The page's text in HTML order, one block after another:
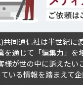
共同通信社は半世紀に
を通じて「編集力」を
様が世の中に訴えたい
いる情報を踏まえて企